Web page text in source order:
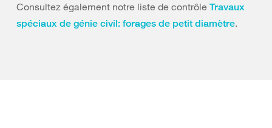
Consultez également notre liste de contrôle Travaux
spéciaux de génie civil: forages de petit diamètre.